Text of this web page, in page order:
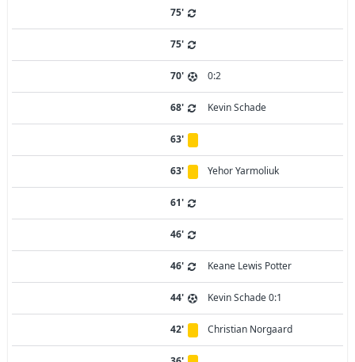
75'
75'
70' 0:2
68' Kevin Schade
63'
63' Yehor Yarmoliuk
61'
46'
46' Keane Lewis Potter
44' Kevin Schade 0:1
42' Christian Norgaard